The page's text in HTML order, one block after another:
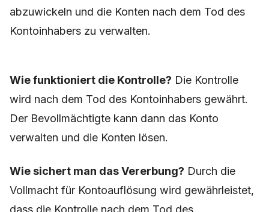
abzuwickeln und die Konten nach dem Tod des
Kontoinhabers zu verwalten.
Wie funktioniert die Kontrolle? Die Kontrolle
wird nach dem Tod des Kontoinhabers gewährt.
Der Bevollmächtigte kann dann das Konto
verwalten und die Konten lösen.
Wie sichert man das Vererbung? Durch die
Vollmacht für Kontoauflösung wird gewährleistet,